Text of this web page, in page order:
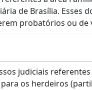
de Brasília. Esses
probatórios ou de
judiciais
os herdeiros